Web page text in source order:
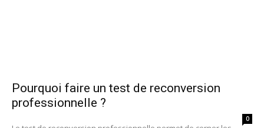
Pourquoi faire un test de reconversion
professionnelle ?
0